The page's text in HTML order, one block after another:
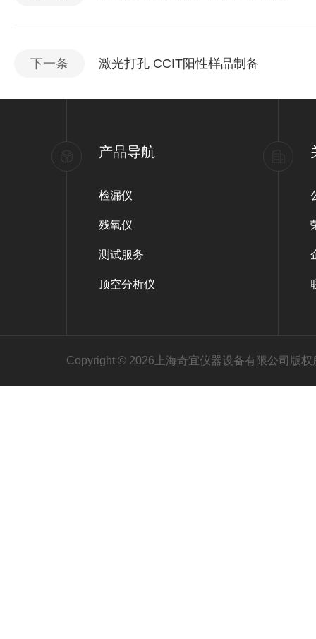
下一条 激光打孔 CCIT阳性样品制备
产品导航
检漏仪
残氧仪
测试服务
顶空分析仪
Copyright © 2026上海奇宜仪器设备有限公司版